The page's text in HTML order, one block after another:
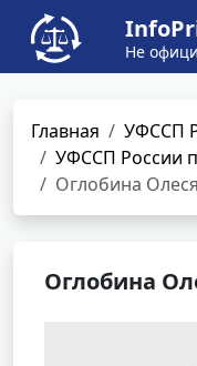
Не
Главная
УФССП
УФССП России
Оглобина
Оглобина